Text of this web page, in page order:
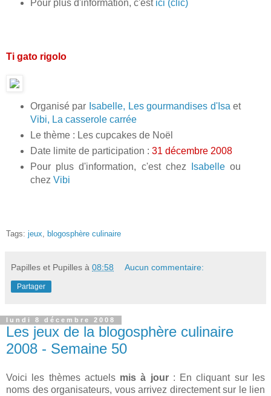
Pour plus d'information, c'est ici (clic)
Ti gato rigolo
Organisé par Isabelle, Les gourmandises d'Isa et
Vibi, La casserole carrée
Le thème : Les cupcakes de Noël
Date limite de participation : 31 décembre 2008
Pour plus d'information, c'est chez
Isabelle ou
chez Vibi
Tags: jeux, blogosphère culinaire
Papilles et Pupilles à 08:58 Aucun commentaire:
Partager
lundi 8 décembre 2008
Les jeux de la blogosphère culinaire
2008 - Semaine 50
Voici les thèmes actuels mis à jour: En cliquant sur les
noms des organisateurs, vous arrivez directement sur le lien